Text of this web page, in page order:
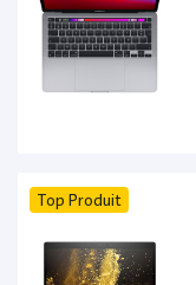
Top Produit